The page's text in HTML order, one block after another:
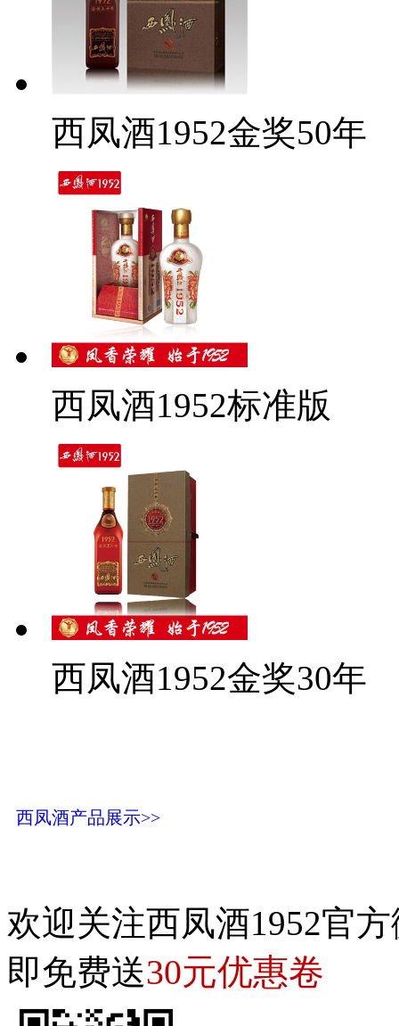
西凤酒1952金奖50年
西凤酒1952标准版
西凤酒1952金奖30年
西凤酒产品展示>>
欢迎关注西凤酒1952官
即免费送30元优惠卷